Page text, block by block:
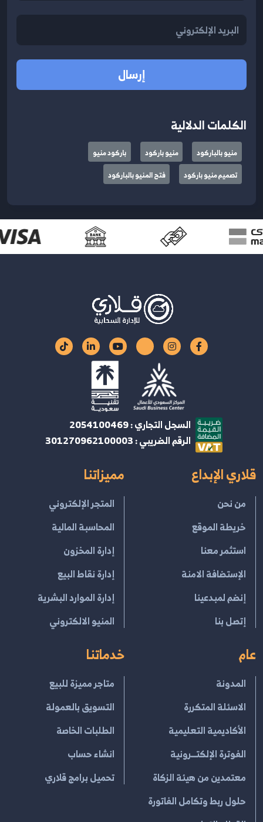
إرسال
الكلمات الدلالية
منيو بالباركود منيو باركود
باركود منيو
تصميم منيو باركود
فتح المنيو بالباركود
السجل التجاري : 2054100469
الرقم الضريبي : 301270962100003
قلاري الإبداع
من نحن
خريطة الموقع
استثمر معنا
الإستضافة الامنة
إنضم لمبدعينا
إتصل بنا
مميزاتنا
المتجر الإلكتروني
المحاسبة المالية
إدارة المخزون
إدارة نقاط البيع
إدارة الموارد البشرية
المنيو الالكتروني
عام
المدونة
الاسئلة المتكررة
الأكاديمية التعليمية
الفوترة الإلكتــرونية
معتمدين من هيئة الزكاة
حلول ربط وتكامل الفاتورة
خدماتنا
متاجر مميزة للبيع
التسويق بالعمولة
الطلبات الخاصة
انشاء حساب
تحميل برامج قلاري